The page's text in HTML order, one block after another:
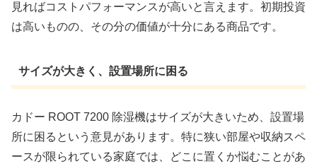
見ればコストパフォーマンスが高いと言えます。初期投資
は高いものの、その分の価値が十分にある商品です。
サイズが大きく、設置場所に困る
カドー ROOT 7200 除湿機はサイズが大きいため、設置場
所に困るという意見があります。特に狭い部屋や収納スペ
ースが限られている家庭では、どこに置くか悩むことがあ